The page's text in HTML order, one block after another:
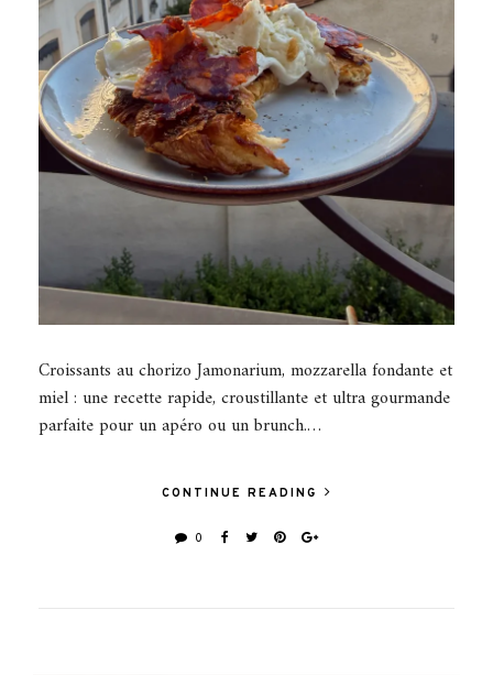
Croissants au chorizo Jamonarium, mozzarella fondante et
miel : une recette rapide, croustillante et ultra gourmande
parfaite pour un apéro ou un brunch.…
CONTINUE READING
0